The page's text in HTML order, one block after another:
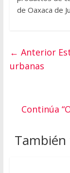
de Oaxaca de
← Anterior
urbanas
Continúa